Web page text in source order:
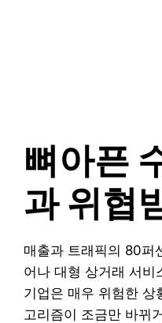
뼈아픈
과 위협
매출과 트래픽의 80퍼
어나 대형 상거래 서비
기업은 매우 위험한 상
고리즘이 조금만 바뀌